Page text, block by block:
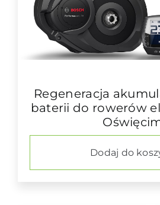
Regeneracja
baterii do rowerów
Dodaj do